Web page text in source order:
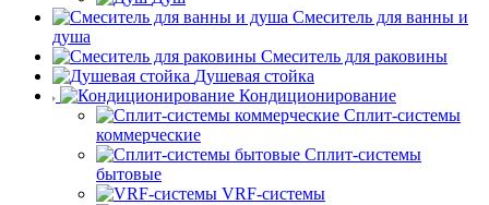
Смеситель для ванны и
душа
Смеситель для раковины
Душевая стойка
Кондиционирование
Сплит-системы
коммерческие
Сплит-системы
бытовые
VRF-системы